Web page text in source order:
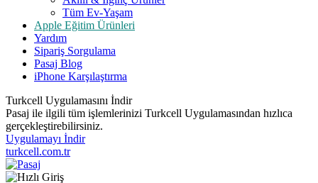
Tüm Ev-Yaşam
Apple Eğitim Ürünleri
Yardım
Sipariş Sorgulama
Pasaj Blog
iPhone Karşılaştırma
Turkcell Uygulamasını İndir
Pasaj ile ilgili tüm işlemlerinizi Turkcell Uygulamasından hızlıca
gerçekleştirebilirsiniz.
Uygulamayı İndir
turkcell.com.tr